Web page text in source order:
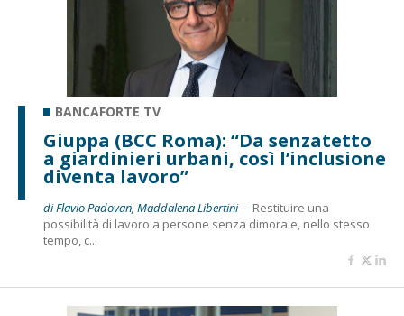
BANCAFORTE TV
Giuppa (BCC Roma): “Da senzatetto
a giardinieri urbani, così l’inclusione
diventa lavoro”
di Flavio Padovan, Maddalena Libertini - Restituire una
possibilità di lavoro a persone senza dimora e, nello stesso
tempo, c...